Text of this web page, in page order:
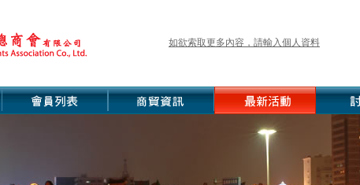
如欲索取更多內容，請輸入個人資料